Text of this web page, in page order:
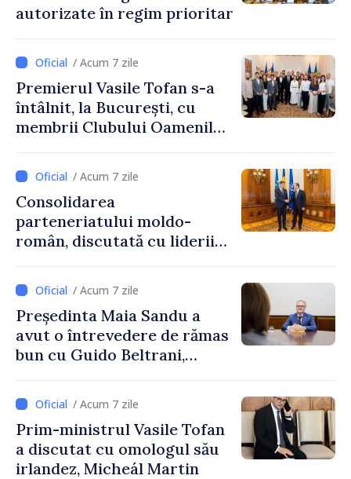
autorizate în regim prioritar
/ Acum 7 zile
Premierul Vasile Tofan s-a
întâlnit, la București, cu
membrii Clubului Oamenilor
/ Acum 7 zile
Consolidarea
parteneriatului moldo-
român, discutată cu liderii
/ Acum 7 zile
Președinta Maia Sandu a
avut o întrevedere de rămas
bun cu Guido Beltrani,
Cooperare al Elveției în
Republica Moldova
/ Acum 7 zile
Prim-ministrul Vasile Tofan
a discutat cu omologul său
irlandez, Micheál Martin